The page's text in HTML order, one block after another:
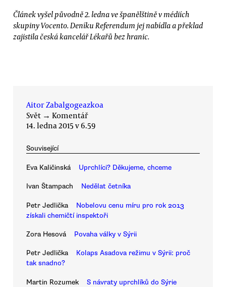
Článek vyšel původně 2. ledna ve španělštině v médiích
skupiny Vocento. Deníku Referendum jej nabídla a překlad
zajistila česká kancelář Lékařů bez hranic.
Aitor Zabalgogeazkoa
Svět → Komentář
14. ledna 2015 v 6.59
Související
Eva Kaličinská Uprchlíci? Děkujeme, chceme
Ivan Štampach Nedělat četníka
Petr Jedlička
Nobelovu cenu míru pro rok 2013
získali chemičtí inspektoři
Zora Hesová Povaha války v Sýrii
Petr Jedlička
Kolaps Asadova režimu v Sýrii: proč
tak snadno?
Martin Rozumek
S návraty uprchlíků do Sýrie